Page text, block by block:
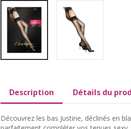
Description Détails du
Découvrez les bas Justine, déclinés en